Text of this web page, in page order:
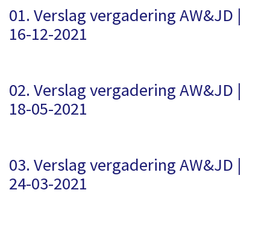
01. Verslag vergadering AW&JD |
16-12-2021
02. Verslag vergadering AW&JD |
18-05-2021
03. Verslag vergadering AW&JD |
24-03-2021